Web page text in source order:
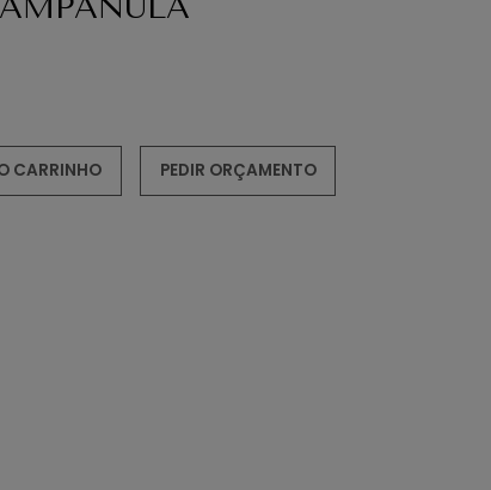
CARRINHO PEDIR ORÇAMENTO